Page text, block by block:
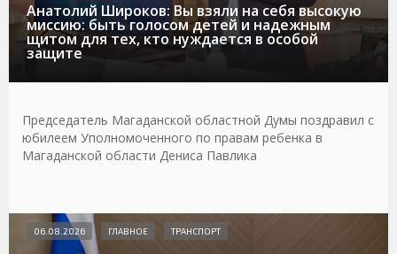
Анатолий Широков: Вы взяли на себя высокую
миссию: быть голосом детей и надежным
щитом для тех, кто нуждается в особой
защите
Председатель Магаданской областной Думы поздравил с
юбилеем Уполномоченного по правам ребенка в
Магаданской области Дениса Павлика
06.08.2026 ГЛАВНОЕ ТРАНСПОРТ